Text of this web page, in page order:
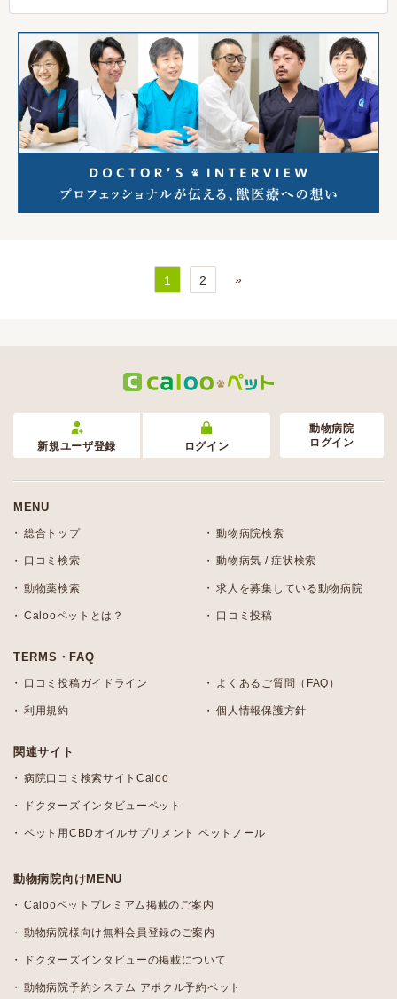
1 2 »
新規ユーザ登録 ログイン
動物病院
ログイン
MENU
総合トップ 動物病院検索
口コミ検索 動物病気 / 症状検索
動物薬検索 求人を募集している動物病院
Calooペットとは？ 口コミ投稿
TERMS・FAQ
口コミ投稿ガイドライン よくあるご質問（FAQ）
利用規約 個人情報保護方針
関連サイト
病院口コミ検索サイトCaloo
ドクターズインタビューペット
ペット用CBDオイルサプリメント ペットノール
動物病院向けMENU
Calooペットプレミアム掲載のご案内
動物病院様向け無料会員登録のご案内
ドクターズインタビューの掲載について
動物病院予約システム アポクル予約ペット